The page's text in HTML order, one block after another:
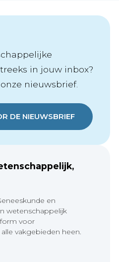
in jouw inbox?
nieuwsbrief.
DE NIEUWSBRIEF
en
wetenschappelijk
voor
vakgebieden heen.